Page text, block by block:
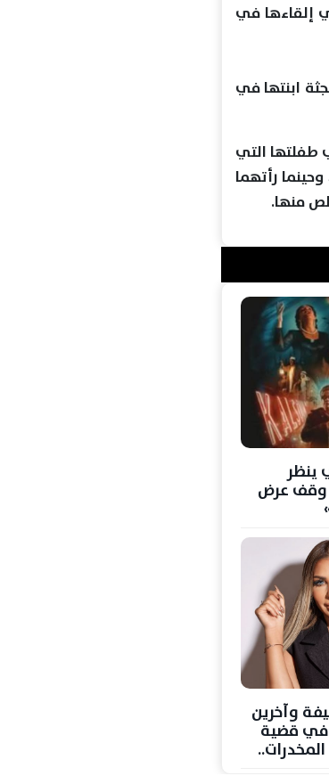
إلقاءها في
ابنتها في
طفلتها التي
وحينما رأتهما
منها.
ينظر
وقف عرض
وآخرين
في قضية